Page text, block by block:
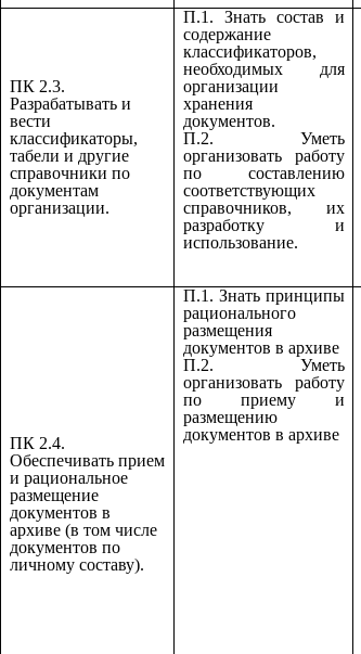
ПК 2.3.
Разрабатывать и
вести
классификаторы,
табели и другие
справочники по
документам
организации.
П.1. Знать состав и
содержание
классификаторов,
необходимых для
организации
хранения
документов.
П.2. Уметь
организовать работу
по составлению
соответствующих
справочников, их
разработку и
использование.
ПК 2.4.
Обеспечивать прием
и рациональное
размещение
документов в
архиве (в том числе
документов по
личному составу).
П.1. Знать принципы
рационального
размещения
документов в архиве
П.2. Уметь
организовать работу
по приему и
размещению
документов в архиве